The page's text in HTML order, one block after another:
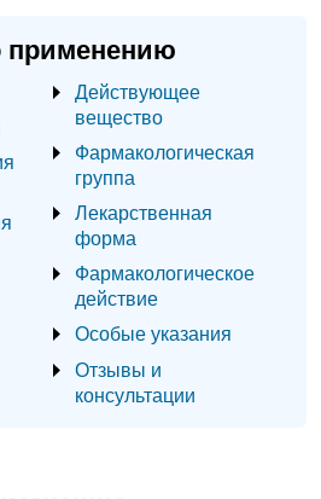
применению
Действующее
вещество
Фармакологическая
группа
Лекарственная
форма
Фармакологическое
действие
Особые указания
Отзывы и
консультации